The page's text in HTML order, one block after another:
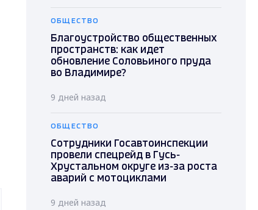
ОБЩЕСТВО
Благоустройство общественных
пространств: как идет
обновление Соловьиного пруда
во Владимире?
9 дней назад
ОБЩЕСТВО
Сотрудники Госавтоинспекции
провели спецрейд в Гусь-
Хрустальном округе из-за роста
аварий с мотоциклами
9 дней назад